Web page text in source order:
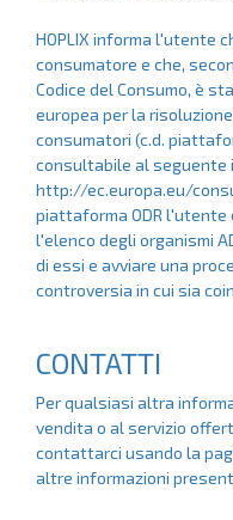
HOPLIX informa l'utente
consumatore e che,
Codice del Consumo, è
europea per la
consumatori (c.d.
consultabile al seguente
http://ec.europa.eu/
piattaforma ODR
l'elenco degli organismi
di essi e avviare una
controversia in cui sia
CONTATTI
Per qualsiasi altra
vendita o al servizio
contattarci usando la
altre informazioni